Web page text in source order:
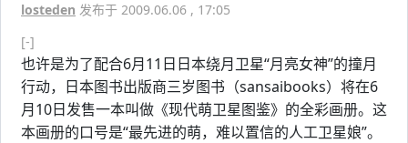
losteden 发布于 2009.06.06 , 17:05
[-]
也许是为了配合6月11日日本绕月卫星“月亮女神”的撞月
行动，日本图书出版商三岁图书（sansaibooks）将在6
月10日发售一本叫做《现代萌卫星图鉴》的全彩画册。这
本画册的口号是“最先进的萌，难以置信的人工卫星娘”。